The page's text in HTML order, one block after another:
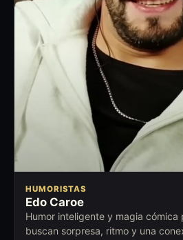
HUMORISTAS
Edo Caroe
Humor inteligente y magia cómica
buscan sorpresa, ritmo y una